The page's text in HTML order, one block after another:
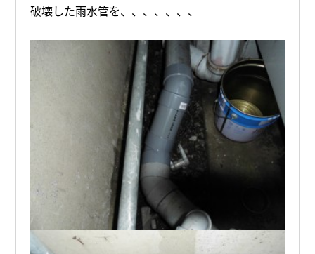
破壊した雨水管を、、、、、、、